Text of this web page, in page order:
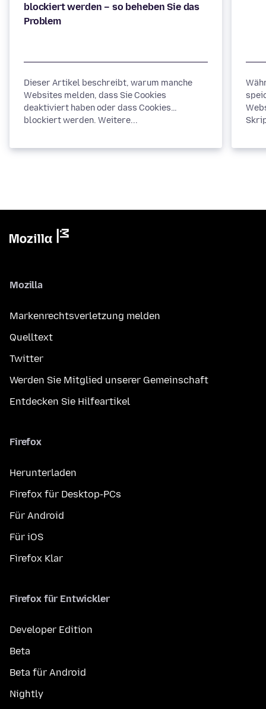
blockiert werden – so beheben Sie das
Problem
Dieser Artikel beschreibt, warum manche
Websites melden, dass Sie Cookies
deaktiviert haben oder dass Cookies
blockiert werden. Weitere...
Mozilla
Markenrechtsverletzung melden
Quelltext
Twitter
Werden Sie Mitglied unserer Gemeinschaft
Entdecken Sie Hilfeartikel
Firefox
Herunterladen
Firefox für Desktop-PCs
Für Android
Für iOS
Firefox Klar
Firefox für Entwickler
Developer Edition
Beta
Beta für Android
Nightly